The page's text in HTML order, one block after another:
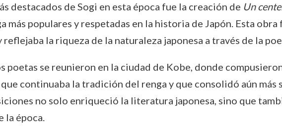
destacados de Sogi en esta época fue la creación de Un
más populares y respetadas en la historia de Japón. Esta
reflejaba la riqueza de la naturaleza japonesa a través de la
poetas se reunieron en la ciudad de Kobe, donde
que continuaba la tradición del renga y que consolidó aún
no solo enriqueció la literatura japonesa, sino que
la época.